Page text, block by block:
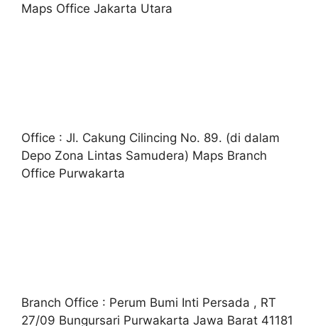
Maps Office Jakarta Utara
Office : Jl. Cakung Cilincing No. 89. (di dalam
Depo Zona Lintas Samudera) Maps Branch
Office Purwakarta
Branch Office : Perum Bumi Inti Persada , RT
27/09 Bungursari Purwakarta Jawa Barat 41181